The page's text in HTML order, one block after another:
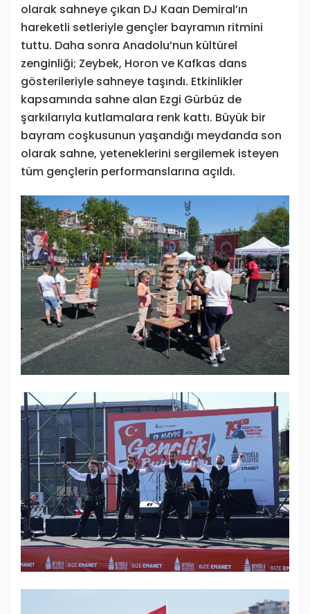
olarak sahneye çıkan DJ Kaan Demiral’ın
hareketli setleriyle gençler bayramın ritmini
tuttu. Daha sonra Anadolu’nun kültürel
zenginliği; Zeybek, Horon ve Kafkas dans
gösterileriyle sahneye taşındı. Etkinlikler
kapsamında sahne alan Ezgi Gürbüz de
şarkılarıyla kutlamalara renk kattı. Büyük bir
bayram coşkusunun yaşandığı meydanda son
olarak sahne, yeteneklerini sergilemek isteyen
tüm gençlerin performanslarına açıldı.